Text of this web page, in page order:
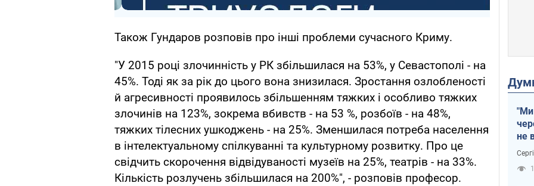
Також Гундаров розповів про інші проблеми сучасного Криму.
"У 2015 році злочинність у РК збільшилася на 53%, у Севастополі - на
45%. Тоді як за рік до цього вона знизилася. Зростання озлобленості
й агресивності проявилось збільшенням тяжких і особливо тяжких
злочинів на 123%, зокрема вбивств - на 53 %, розбоїв - на 48%,
тяжких тілесних ушкоджень - на 25%. Зменшилася потреба населення
в інтелектуальному спілкуванні та культурному розвитку. Про це
свідчить скорочення відвідуваності музеїв на 25%, театрів - на 33%.
Кількість розлучень збільшилася на 200%", - розповів професор.
"Ми
не